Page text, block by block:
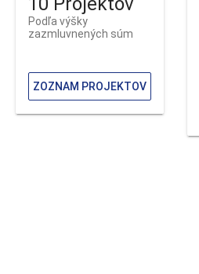
Podľa výšky
zazmluvnených súm
ZOZNAM PROJEKTOV